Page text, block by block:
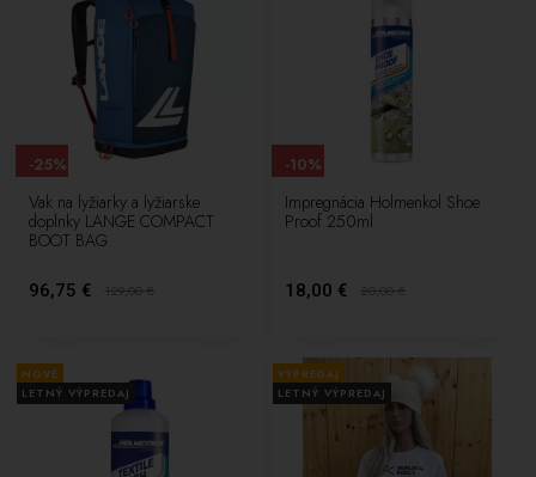
Vak na lyžiarky a lyžiarske
doplnky LANGE COMPACT
BOOT BAG
96,75 € 129,00€
-25%
Impregnácia Holmenkol Shoe
Proof 250ml
18,00 € 20,00€
-10%
NOVÉ
LETNÝ VÝPREDAJ
VÝPREDAJ
LETNÝ VÝPREDAJ